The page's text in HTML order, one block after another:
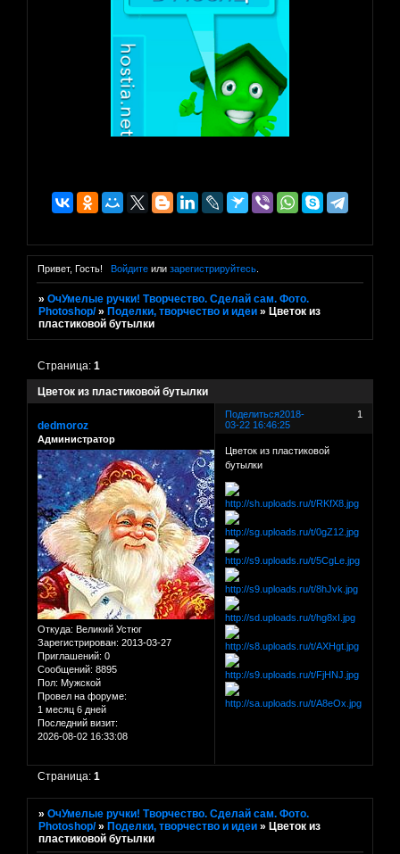
Привет, Гость! Войдитеили зарегистрируйтесь.
»ОчУмелые ручки! Творчество. Сделай сам. Фото.
Photoshop/ » Поделки, творчество и идеи » Цветок из
пластиковой бутылки
Цветок из пластиковой бутылки
Страница:1
Поделиться 1
2018-
03-22 16:46:25
dedmoroz
Администратор
Откуда: Великий Устюг
Зарегистрирован: 2013-03-27
Приглашений: 0
Сообщений: 8895
Пол: Мужской
Провел на форуме:
1 месяц 6 дней
Последний визит:
2026-08-02 16:33:08
Цветок из пластиковой
бутылки
Страница:1
»ОчУмелые ручки! Творчество. Сделай сам. Фото.
Photoshop/ »Поделки, творчество и идеи »Цветок из
пластиковой бутылки